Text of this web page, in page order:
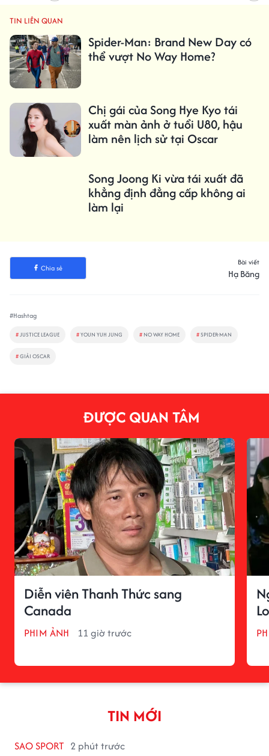
TIN LIÊN QUAN
Spider-Man: Brand New Day có
thể vượt No Way Home?
Chị gái của Song Hye Kyo tái
xuất màn ảnh ở tuổi U80, hậu
làm nên lịch sử tại Oscar
Song Joong Ki vừa tái xuất đã
khẳng định đẳng cấp không ai
làm lại
Chia sẻ
Bài viết
Hạ Băng
#Hashtag
#JUSTICE LEAGUE #YOUN YUH JUNG # NO WAY HOME #SPIDER-MAN
#GIẢI OSCAR
ĐƯỢC QUAN TÂM
Diễn viên Thanh Thức sang
Canada
PHIM ẢNH 11 giờ trước
TIN MỚI
SAO SPORT 2 phút trước